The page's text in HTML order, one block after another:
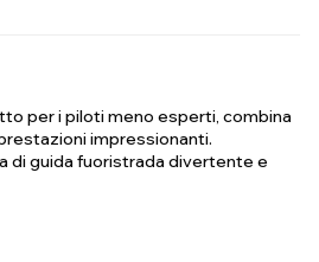
per i piloti meno esperti, combina
impressionanti.
di guida fuoristrada divertente e